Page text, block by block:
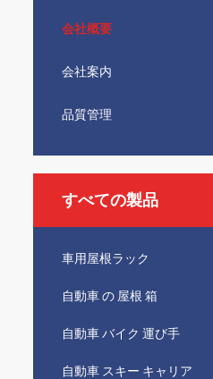
会社概要
会社案内
品質管理
すべての製品
車用屋根ラック
自動車 の 屋根 箱
自動車 バイク 運び手
自動車 スキー キャリア